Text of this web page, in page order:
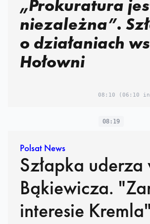
„Prokuratura
niezależna”.
o działaniach
Hołowni
08:10 (06:10 in
08:19
Polsat News
Szłapka uderza
Bąkiewicza.
interesie Kremla"